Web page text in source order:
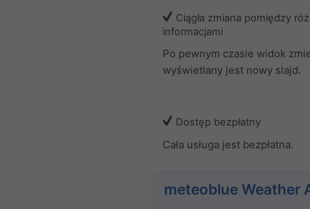
Ciągła zmiana pomiędzy
informacjami
Po pewnym czasie widok
wyświetlany jest nowy slajd.
Dostęp bezpłatny
Cała usługa jest bezpłatna.
meteoblue Weather